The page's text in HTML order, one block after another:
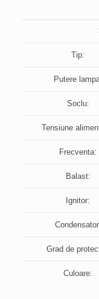
Tip:
Putere
Soclu:
Tensiune
Frecventa:
Balast:
Ignitor:
Grad de
Culoare: